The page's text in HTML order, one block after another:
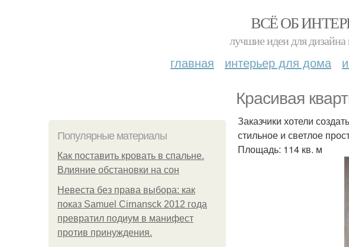
ВСЁ ОБ
лучшие идеи для дизайна
главная интерьер для дома
Красивая
Популярные материалы
Как поставить кровать в спальне.
Влияние обстановки на сон
Невеста без права выбора: как
показ Samuel Cirnansck 2012 года
превратил подиум в манифест
против принуждения.
Заказчики хотели
стильное и светлое
Площадь: 114 кв. м